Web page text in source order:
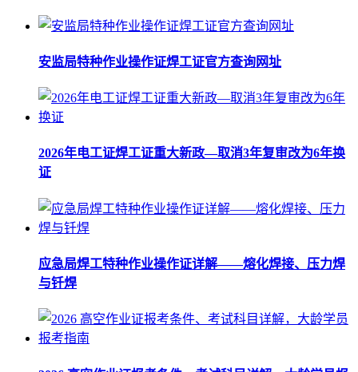
安监局特种作业操作证焊工证官方查询网址
2026年电工证焊工证重大新政—取消3年复审改为6年换
证
应急局焊工特种作业操作证详解——熔化焊接、压力焊
与钎焊